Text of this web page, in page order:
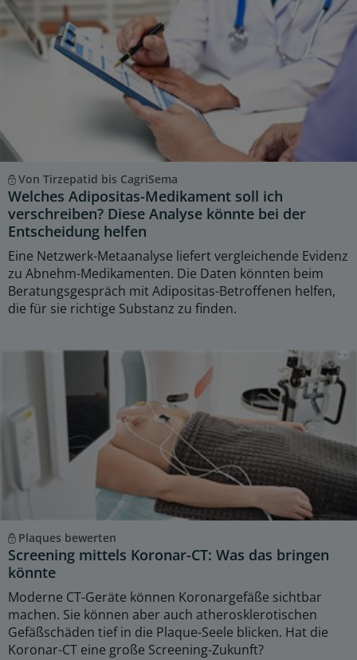
Von Tirzepatid bis CagriSema
Welches Adipositas-Medikament soll ich
verschreiben? Diese Analyse könnte bei der
Entscheidung helfen
Eine Netzwerk-Metaanalyse liefert vergleichende Evidenz
zu Abnehm-Medikamenten. Die Daten könnten beim
Beratungsgespräch mit Adipositas-Betroffenen helfen,
die für sie richtige Substanz zu finden.
Plaques bewerten
Screening mittels Koronar-CT: Was das bringen
könnte
Moderne CT-Geräte können Koronargefäße sichtbar
machen. Sie können aber auch atherosklerotischen
Gefäßschäden tief in die Plaque-Seele blicken. Hat die
Koronar-CT eine große Screening-Zukunft?